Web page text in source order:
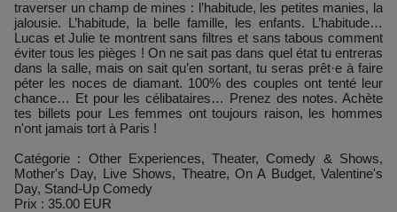
traverser un champ de mines : l’habitude, les petites manies, la
jalousie. L’habitude, la belle famille, les enfants. L’habitude…
Lucas et Julie te montrent sans filtres et sans tabous comment
éviter tous les pièges ! On ne sait pas dans quel état tu entreras
dans la salle, mais on sait qu’en sortant, tu seras prêt·e à faire
péter les noces de diamant. 100% des couples ont tenté leur
chance… Et pour les célibataires… Prenez des notes. Achète
tes billets pour Les femmes ont toujours raison, les hommes
n'ont jamais tort à Paris !
Catégorie : Other Experiences, Theater, Comedy & Shows,
Mother's Day, Live Shows, Theatre, On A Budget, Valentine's
Day, Stand-Up Comedy
Prix : 35.00 EUR